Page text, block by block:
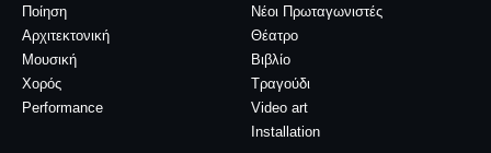
Νέοι Πρωταγωνιστές
Ποίηση
Θέατρο
Αρχιτεκτονική
Βιβλίο
Μουσική
Τραγούδι
Χορός
Video art
Performance
Installation